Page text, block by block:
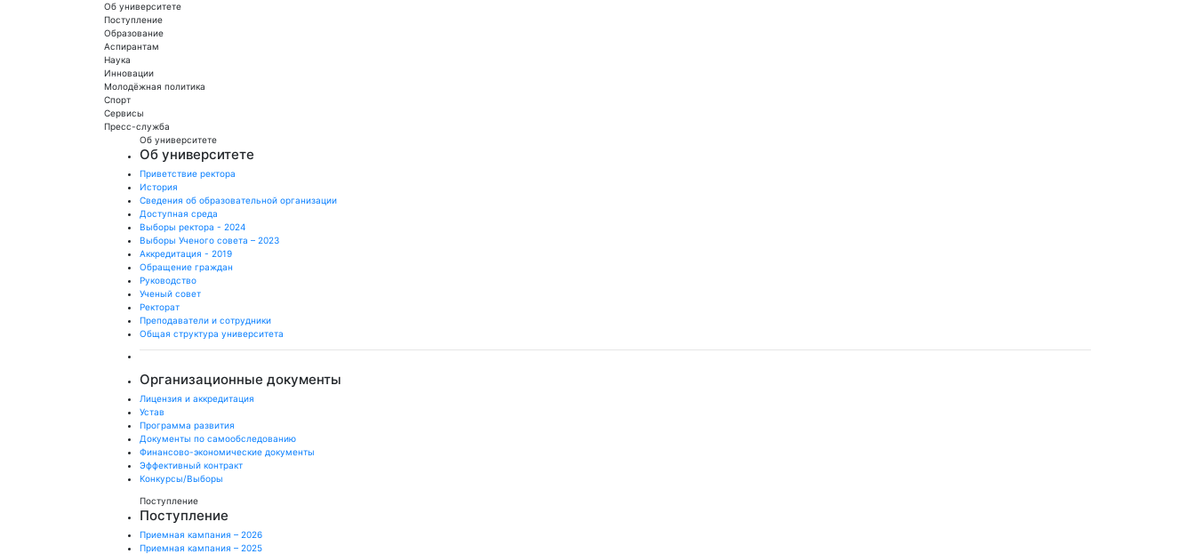
Об университете
Поступление
Образование
Аспирантам
Наука
Инновации
Молодёжная политика
Спорт
Сервисы
Пресс-служба
Об университете
Об университете
Приветствие ректора
История
Сведения об образовательной организации
Доступная среда
Выборы ректора - 2024
Выборы Ученого совета – 2023
Аккредитация - 2019
Обращение граждан
Руководство
Ученый совет
Ректорат
Преподаватели и сотрудники
Общая структура университета
Организационные документы
Лицензия и аккредитация
Устав
Программа развития
Документы по самообследованию
Финансово-экономические документы
Эффективный контракт
Конкурсы/Выборы
Поступление
Поступление
Приемная кампания – 2026
Приемная кампания – 2025